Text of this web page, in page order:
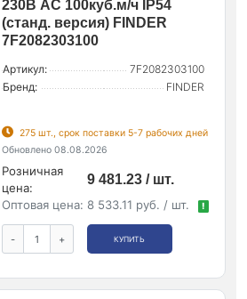
230В AC 100куб.м/ч IP54
(станд. версия) FINDER
7F2082303100
Артикул:
7F2082303100
Бренд:
FINDER
275 шт., срок поставки 5-7 рабочих дней
Обновлено 08.08.2026
Розничная
цена:
9 481.23 / шт.
Оптовая цена: 8 533.11 руб. / шт. !
- + КУПИТЬ